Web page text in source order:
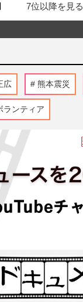
7位以降を見る
広 熊本震災
ランティア